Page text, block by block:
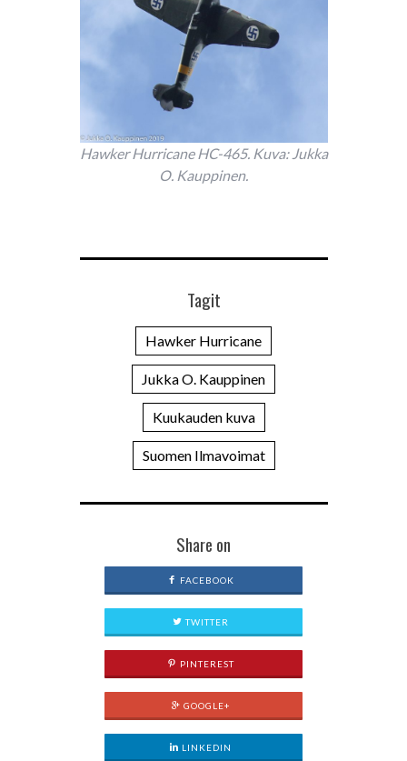
Hawker Hurricane HC-465. Kuva: Jukka
O. Kauppinen.
Tagit
Hawker Hurricane
Jukka O. Kauppinen
Kuukauden kuva
Suomen Ilmavoimat
Share on
FACEBOOK
TWITTER
PINTEREST
GOOGLE+
LINKEDIN